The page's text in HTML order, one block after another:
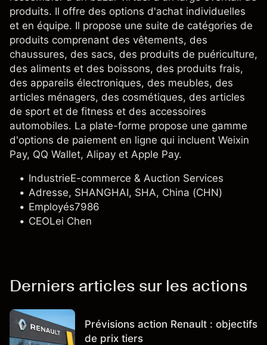
produits. Il offre des options d'achat individuelles
et en équipe. Il propose une suite de catégories de
produits comprenant des vêtements, des
chaussures, des sacs, des produits de puériculture,
des aliments et des boissons, des produits frais,
des appareils électroniques, des meubles, des
articles ménagers, des cosmétiques, des articles
de sport et de fitness et des accessoires
automobiles. La plate-forme propose une gamme
d'options de paiement en ligne qui incluent Weixin
Pay, QQ Wallet, Alipay et Apple Pay.
IndustrieE-commerce & Auction Services
Adresse, SHANGHAI, SHA, China (CHN)
Employés7986
CEOLei Chen
Derniers articles sur les actions
Prévisions action Renault : objectifs
de prix tiers